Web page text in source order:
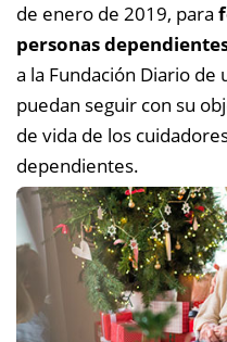
de enero de 2019, para
personas
a la Fundación Diario de
puedan seguir con su
de vida de los
dependientes.